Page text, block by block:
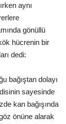
aynı
gönüllü
hücrenin bir
dedi:
bağıştan dolayı
sayesinde
kan bağışında
önüne alarak